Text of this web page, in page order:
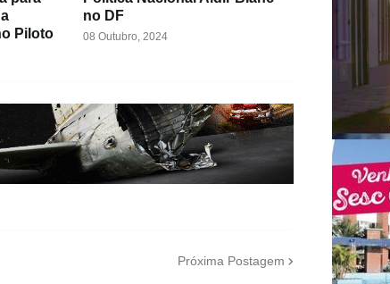
Piloto
no DF
08 Outubro, 2024
Próxima Postagem